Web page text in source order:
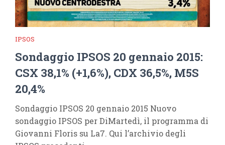
IPSOS
Sondaggio IPSOS 20 gennaio 2015:
CSX 38,1% (+1,6%), CDX 36,5%, M5S
20,4%
Sondaggio IPSOS 20 gennaio 2015 Nuovo
sondaggio IPSOS per DiMartedì, il programma di
Giovanni Floris su La7. Qui l’archivio degli